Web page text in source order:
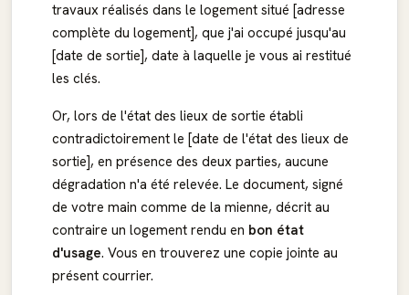
travaux réalisés dans le logement situé [adresse
complète du logement], que j'ai occupé jusqu'au
[date de sortie], date à laquelle je vous ai restitué
les clés.
Or, lors de l'état des lieux de sortie établi
contradictoirement le [date de l'état des lieux de
sortie], en présence des deux parties, aucune
dégradation n'a été relevée. Le document, signé
de votre main comme de la mienne, décrit au
contraire un logement rendu en bon état
d'usage. Vous en trouverez une copie jointe au
présent courrier.